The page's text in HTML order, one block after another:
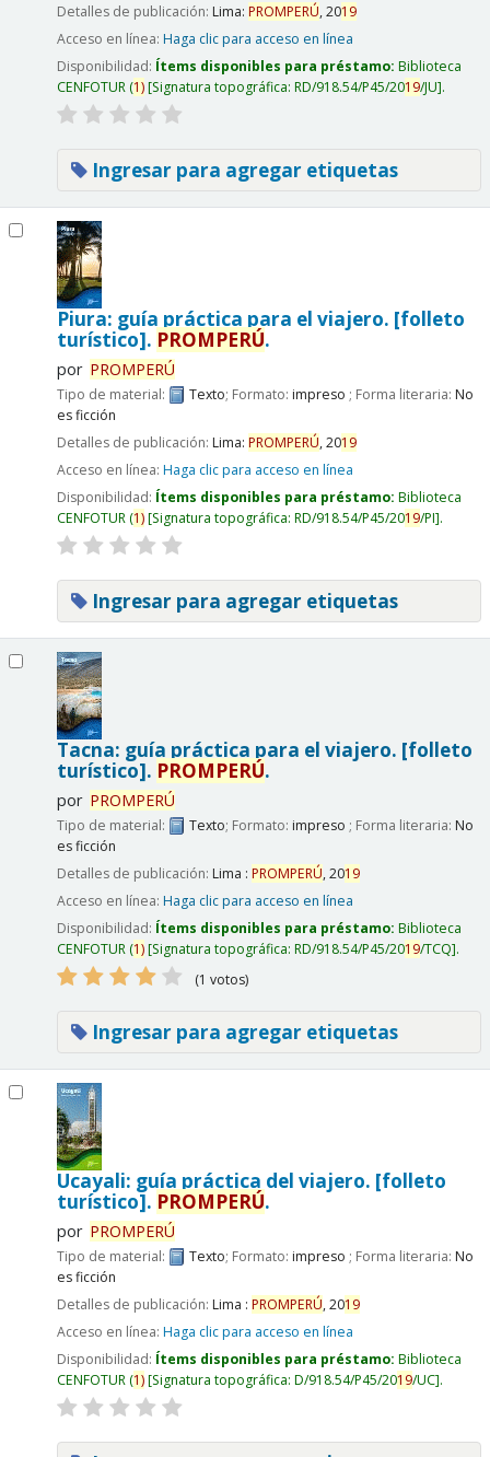
Detalles de publicación: Lima: PROMPERÚ,2019
Acceso en línea: Haga clic para acceso en línea
Disponibilidad: Ítems disponibles para préstamo: Biblioteca
CENFOTUR(1) Signatura topográfica: RD/918.54/P45/2019/JU .
Ingresar para agregar etiquetas
Piura: guía práctica para el viajero. [folleto
turístico]. PROMPERÚ.
por PROMPERÚ
Tipo de material: Texto; Formato: impreso ; Forma literaria: No
es ficción
Detalles de publicación: Lima: PROMPERÚ,2019
Acceso en línea: Haga clic para acceso en línea
Disponibilidad: Ítems disponibles para préstamo: Biblioteca
CENFOTUR(1) Signatura topográfica: RD/918.54/P45/2019/PI .
Ingresar para agregar etiquetas
Tacna: guía práctica para el viajero. [folleto
turístico]. PROMPERÚ.
por PROMPERÚ
Tipo de material: Texto; Formato: impreso ; Forma literaria: No
es ficción
Detalles de publicación: Lima : PROMPERÚ,2019
Acceso en línea: Haga clic para acceso en línea
Disponibilidad: Ítems disponibles para préstamo: Biblioteca
CENFOTUR(1) Signatura topográfica: RD/918.54/P45/2019/TCQ .
(1 votos)
Ingresar para agregar etiquetas
Ucayali: guía práctica del viajero. [folleto
turístico]. PROMPERÚ.
por PROMPERÚ
Tipo de material: Texto; Formato: impreso ; Forma literaria: No
es ficción
Detalles de publicación: Lima : PROMPERÚ,2019
Acceso en línea: Haga clic para acceso en línea
Disponibilidad: Ítems disponibles para préstamo: Biblioteca
CENFOTUR(1) Signatura topográfica: D/918.54/P45/2019/UC .